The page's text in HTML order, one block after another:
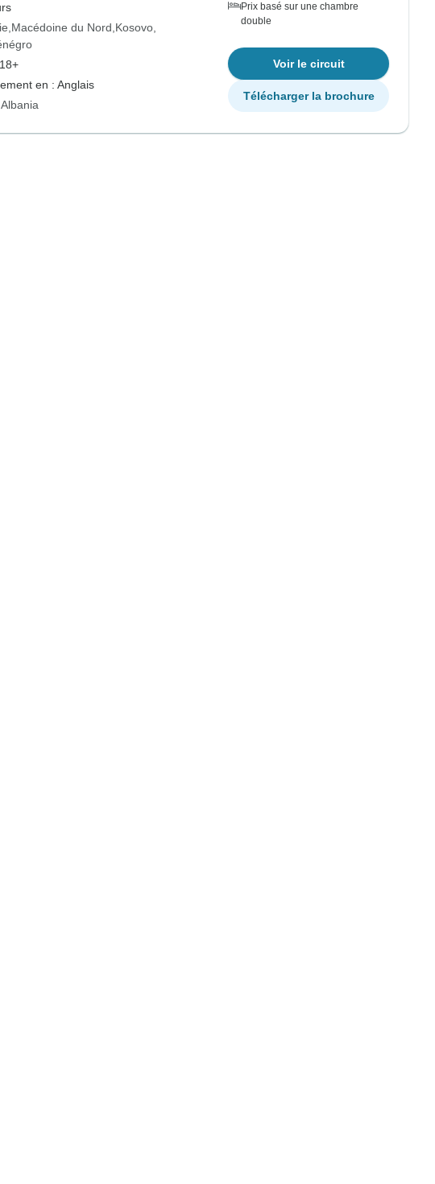
Macédoine du Nord Kosovo
en : Anglais
Prix basé sur une chambre
double
Voir le circuit
Télécharger la brochure